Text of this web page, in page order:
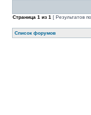
Страница 1 из 1 [ Результатов
Список форумов